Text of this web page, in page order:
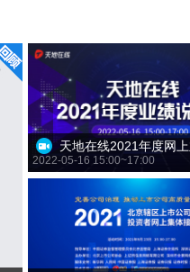
2022-05-16 15:00~17:00